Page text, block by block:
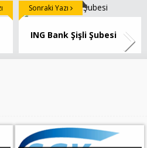
ING Bank Şişli Şubesi
Sonraki Yazı